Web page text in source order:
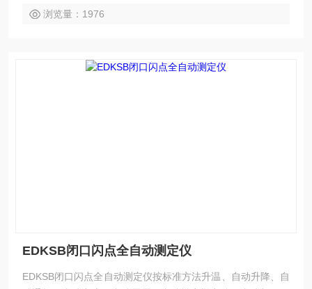
浏览量：1976
EDKSB闭口闪点全自动测定仪
EDKSB闭口闪点全自动测定仪按标准方法升温、自动升降、自